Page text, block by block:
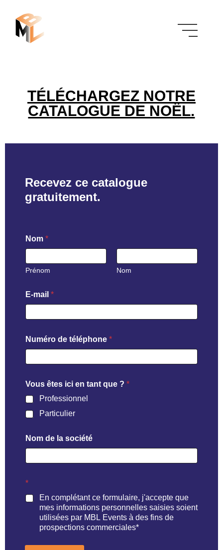
TÉLÉCHARGEZ NOTRE
CATALOGUE DE NOËL.
Recevez ce catalogue
gratuitement.
Nom *
Prénom Nom
o
c
t
é
t
a
t
E-mail *
Numéro de téléphone *
Vous êtes ici en tant que ? *
Professionnel
Particulier
Nom de la société
*
En complétant ce formulaire, j'accepte que
mes informations personnelles saisies soient
utilisées par MBL Events à des fins de
prospections commerciales*